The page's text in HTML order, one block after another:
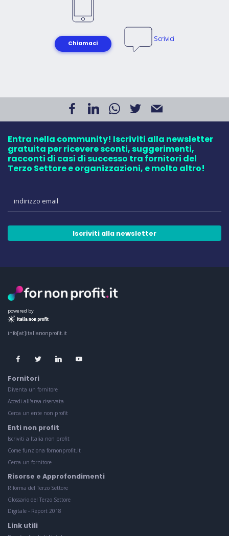
Chiamaci
Scrivici
Entra nella community! Iscriviti alla newsletter
gratuita per ricevere sconti, suggerimenti,
racconti di casi di successo tra fornitori del
Terzo Settore e organizzazioni, e molto altro!
Iscriviti alla newsletter
powered by
info[at]italianonprofit.it
Fornitori
Diventa un fornitore
Accedi all'area riservata
Cerca un ente non profit
Enti non profit
Iscriviti a Italia non profit
Come funziona fornonprofit.it
Cerca un fornitore
Risorse e Approfondimenti
Riforma del Terzo Settore
Glossario del Terzo Settore
Digitale - Report 2018
Link utili